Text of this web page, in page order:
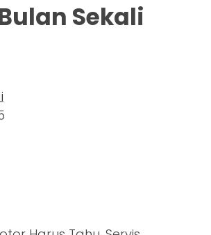
Sekali